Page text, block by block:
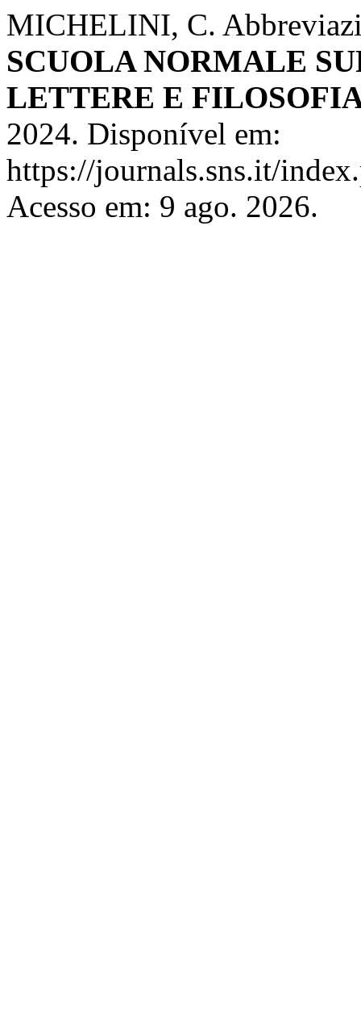
MICHELINI, C.
SCUOLA NORMALE
LETTERE E
2024. Disponível em:
https://journals.sns.it/
Acesso em: 9 ago. 2026.